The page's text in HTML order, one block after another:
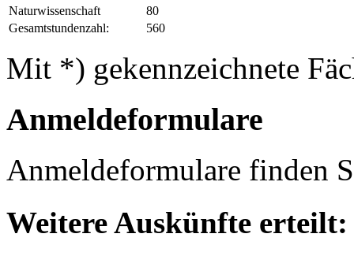
Naturwissenschaft
80
Gesamtstundenzahl:
560
Mit *) gekennzeichnete
Anmeldeformulare
Anmeldeformulare finden
Weitere Auskünfte erteilt: